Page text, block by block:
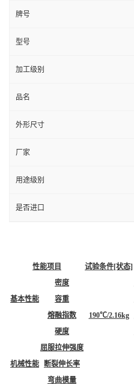
牌号
型号
加工级别
品名
外形尺寸
厂家
用途级别
是否进口
性能项目 试验条件[状态]
基本性能
密度
容重
熔融指数
190℃/2.16kg
机械性能
硬度
屈服拉伸强度
断裂伸长率
弯曲模量